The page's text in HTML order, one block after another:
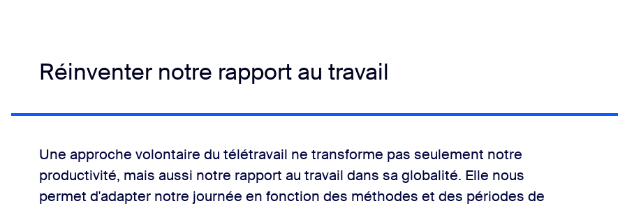
Réinventer notre rapport au travail
Une approche volontaire du télétravail ne transforme pas seulement notre
productivité, mais aussi notre rapport au travail dans sa globalité. Elle nous
permet d'adapter notre journée en fonction des méthodes et des périodes de